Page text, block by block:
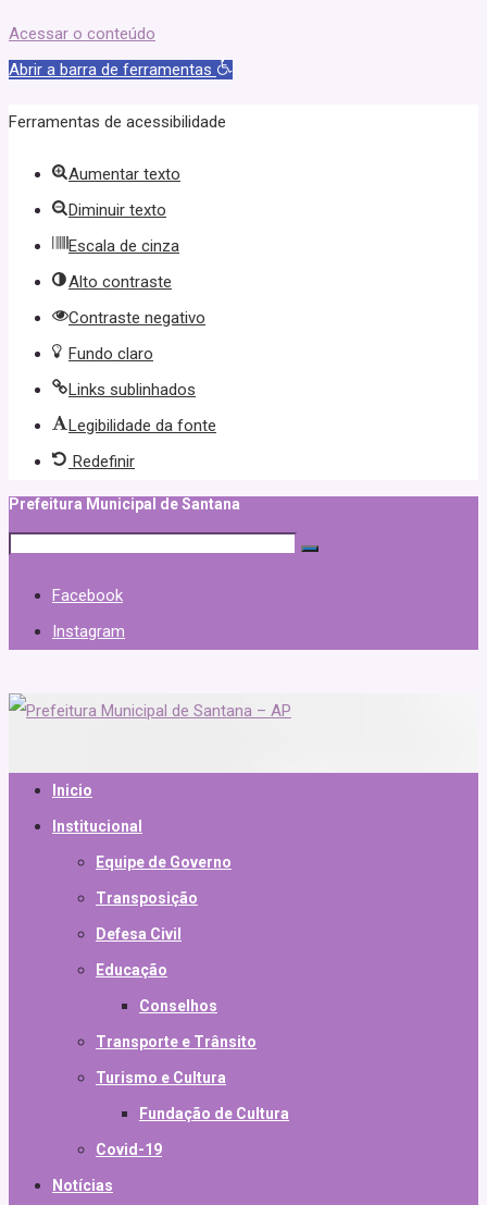
Acessar o conteúdo
Abrir a barra de ferramentas
Ferramentas de acessibilidade
Aumentar texto
Diminuir texto
Escala de cinza
Alto contraste
Contraste negativo
Fundo claro
Links sublinhados
Legibilidade da fonte
Redefinir
Prefeitura Municipal de Santana
Facebook
Instagram
Inicio
Institucional
Equipe de Governo
Transposição
Defesa Civil
Educação
Conselhos
Transporte e Trânsito
Turismo e Cultura
Fundação de Cultura
Covid-19
Notícias